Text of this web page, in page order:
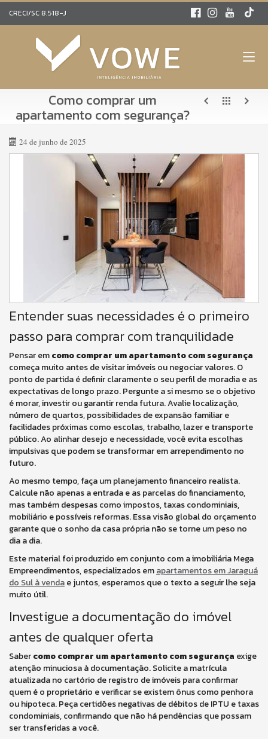
CRECI/SC 8.518-J
Como comprar um
apartamento com segurança?
24 de junho de 2025
Entender suas necessidades é o primeiro
passo para comprar com tranquilidade
Pensar emcomo comprar um apartamento com segurança
começa muito antes de visitar imóveis ou negociar valores. O
ponto de partida é definir claramente o seu perfil de moradia e as
expectativas de longo prazo. Pergunte a si mesmo se o objetivo
é morar, investir ou garantir renda futura. Avalie localização,
número de quartos, possibilidades de expansão familiar e
facilidades próximas como escolas, trabalho, lazer e transporte
público. Ao alinhar desejo e necessidade, você evita escolhas
impulsivas que podem se transformar em arrependimento no
futuro.
Ao mesmo tempo, faça um planejamento financeiro realista.
Calcule não apenas a entrada e as parcelas do financiamento,
mas também despesas como impostos, taxas condominiais,
mobiliário e possíveis reformas. Essa visão global do orçamento
garante que o sonho da casa própria não se torne um peso no
dia a dia.
Este material foi produzido em conjunto com a imobiliária Mega
Empreendimentos, especializados emapartamentos em Jaraguá
do Sul à vendae juntos, esperamos que o texto a seguir lhe seja
muito útil.
Investigue a documentação do imóvel
antes de qualquer oferta
Sabercomo comprar um apartamento com segurança exige
atenção minuciosa à documentação. Solicite a matrícula
atualizada no cartório de registro de imóveis para confirmar
quem é o proprietário e verificar se existem ônus como penhora
ou hipoteca. Peça certidões negativas de débitos de IPTU e taxas
condominiais, confirmando que não há pendências que possam
ser transferidas a você.